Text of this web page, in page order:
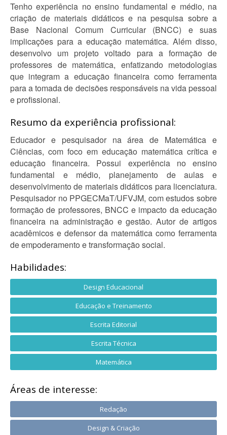
Tenho experiência no ensino fundamental e médio, na
criação de materiais didáticos e na pesquisa sobre a
Base Nacional Comum Curricular (BNCC) e suas
implicações para a educação matemática. Além disso,
desenvolvo um projeto voltado para a formação de
professores de matemática, enfatizando metodologias
que integram a educação financeira como ferramenta
para a tomada de decisões responsáveis na vida pessoal
e profissional.
Resumo da experiência profissional:
Educador e pesquisador na área de Matemática e
Ciências, com foco em educação matemática crítica e
educação financeira. Possui experiência no ensino
fundamental e médio, planejamento de aulas e
desenvolvimento de materiais didáticos para licenciatura.
Pesquisador no PPGECMaT/UFVJM, com estudos sobre
formação de professores, BNCC e impacto da educação
financeira na administração e gestão. Autor de artigos
acadêmicos e defensor da matemática como ferramenta
de empoderamento e transformação social.
Habilidades:
Design Educacional
Educação e Treinamento
Escrita Editorial
Escrita Técnica
Matemática
Áreas de interesse:
Redação
Design & Criação